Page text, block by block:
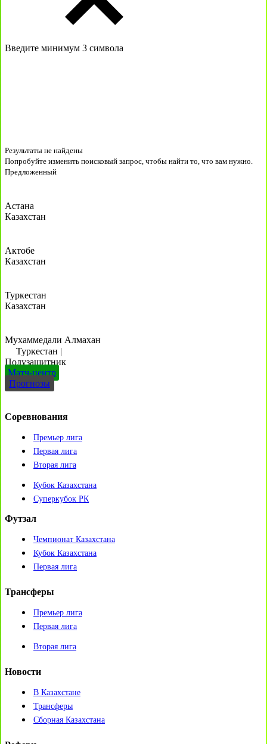
Введите минимум 3 символа
Результаты не найдены
Попробуйте изменить поисковый запрос, чтобы найти то, что вам нужно.
Предложенный
Астана
Казахстан
Актобе
Казахстан
Туркестан
Казахстан
Мухаммедали Алмахан
Туркестан |
Полузащитник
Матч-центр
Прогнозы
Соревнования
Премьер лига
Первая лига
Вторая лига
Кубок Казахстана
Суперкубок РК
Футзал
Чемпионат Казахстана
Кубок Казахстана
Первая лига
Трансферы
Премьер лига
Первая лига
Вторая лига
Новости
В Казахстане
Трансферы
Сборная Казахстана